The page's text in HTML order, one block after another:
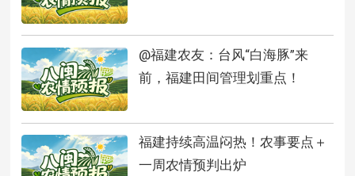
@福建农友：台风“白海豚”来
前，福建田间管理划重点！
福建持续高温闷热！农事要点＋
一周农情预判出炉